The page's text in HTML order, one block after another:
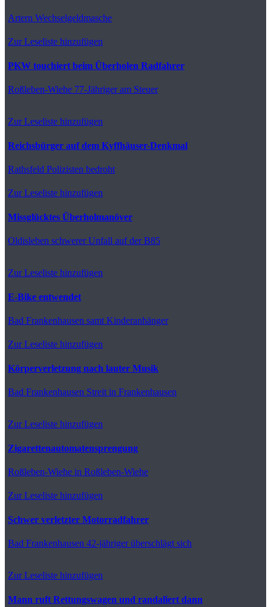
Artern Wechselgeldmasche
Zur Leseliste hinzufügen
PKW touchiert beim Überholen Radfahrer
Roßleben-Wiehe 77-Jähriger am Steuer
Zur Leseliste hinzufügen
Reichsbürger auf dem Kyffhäuser-Denkmal
Rathsfeld Polizisten bedroht
Zur Leseliste hinzufügen
Missglücktes Überholmanöver
Oldisleben schwerer Unfall auf der B85
Zur Leseliste hinzufügen
E-Bike entwendet
Bad Frankenhausen samt Kinderanhänger
Zur Leseliste hinzufügen
Körperverletzung nach lauter Musik
Bad Frankenhausen Streit in Frankenhausen
Zur Leseliste hinzufügen
Zigarettenautomatensprengung
Roßleben-Wiehe in Roßleben-Wiehe
Zur Leseliste hinzufügen
Schwer verletzter Motorradfahrer
Bad Frankenhausen 42-jähriger überschlägt sich
Zur Leseliste hinzufügen
Mann ruft Rettungswagen und randaliert dann